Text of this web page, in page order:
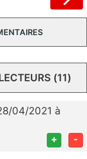
(11)
04/2021 à
+ -